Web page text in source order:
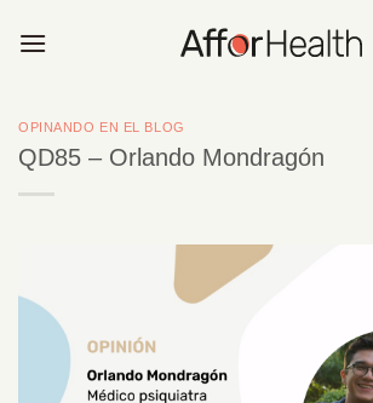
OPINANDO EN EL BLOG
QD85 – Orlando Mondragón